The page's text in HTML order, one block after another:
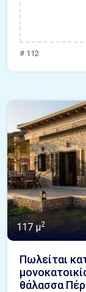
# 112
117 μ2
Πωλείται
θάλασσα